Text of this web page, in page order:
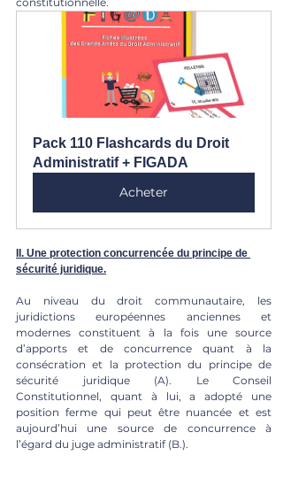
Pack 110 Flashcards du Droit
Administratif + FIGADA
Acheter
II. Une protection concurrencée du principe de
sécurité juridique.
Au niveau du droit communautaire, les
juridictions européennes anciennes et
modernes constituent à la fois une source
d’apports et de concurrence quant à la
consécration et la protection du principe de
sécurité juridique (A). Le Conseil
Constitutionnel, quant à lui, a adopté une
position ferme qui peut être nuancée et est
aujourd’hui une source de concurrence à
l’égard du juge administratif (B.).